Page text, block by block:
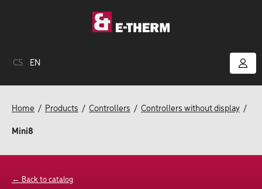
CS EN
Home Products Controllers Controllers without display
Mini8
← Back to catalog